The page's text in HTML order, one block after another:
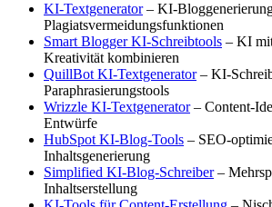
KI-Textgenerator– KI-
Plagiatsvermeidungsfunktionen
Smart Blogger KI-Schreibtools – KI
Kreativität kombinieren
QuillBot KI-Textgenerator– KI-
Paraphrasierungstools
Wrizzle KI-Textgenerator– Content-
Entwürfe
HubSpot KI-Blog-Tools – SEO-
Inhaltsgenerierung
Simplified KI-Blog-Schreiber–
Inhaltserstellung